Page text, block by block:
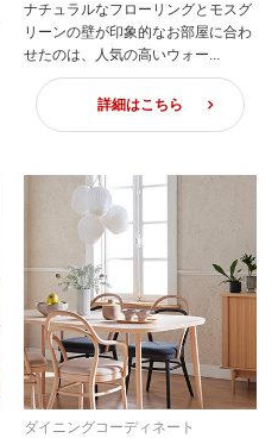
ナチュラルなフローリングとモスグ
リーンの壁が印象的なお部屋に合わ
せたのは、人気の高いウォー...
詳細はこちら
ダイニングコーディネート